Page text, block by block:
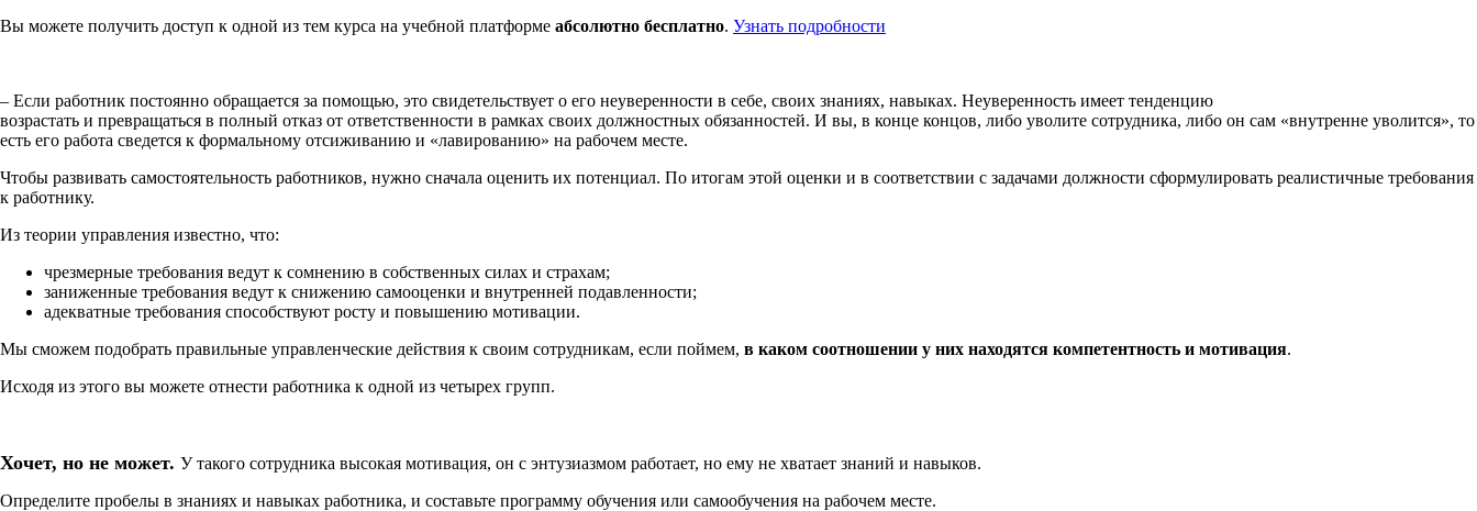
Вы можете получить доступ к одной из тем курса на учебной платформе абсолютно бесплатно. Узнать подробности
– Если работник постоянно обращается за помощью, это свидетельствует о его неуверенности в себе, своих знаниях, навыках. Неуверенность имеет тенденцию
возрастать и превращаться в полный отказ от ответственности в рамках своих должностных обязанностей. И вы, в конце концов, либо уволите сотрудника, либо он сам «внутренне уволится», то
есть его работа сведется к формальному отсиживанию и «лавированию» на рабочем месте.
Чтобы развивать самостоятельность работников, нужно сначала оценить их потенциал. По итогам этой оценки и в соответствии с задачами должности сформулировать реалистичные требования
к работнику.
Из теории управления известно, что:
чрезмерные требования ведут к сомнению в собственных силах и страхам;
заниженные требования ведут к снижению самооценки и внутренней подавленности;
адекватные требования способствуют росту и повышению мотивации.
Мы сможем подобрать правильные управленческие действия к своим сотрудникам, если поймем, в каком соотношении у них находятся компетентность и мотивация.
Исходя из этого вы можете отнести работника к одной из четырех групп.
Хочет, но не может. У такого сотрудника высокая мотивация, он с энтузиазмом работает, но ему не хватает знаний и навыков.
Определите пробелы в знаниях и навыках работника, и составьте программу обучения или самообучения на рабочем месте.